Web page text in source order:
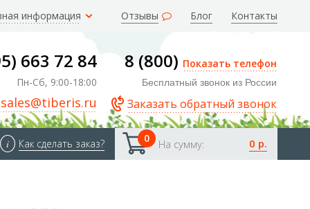
информация Отзывы Блог Контакты
663 72 84
Пн-Сб, 9:00-18:00
sales@tiberis.ru
8 (800) Показать телефон
Бесплатный звонок из России
Заказать обратный звонок
0 На сумму: 0 р.
i Как сделать заказ?